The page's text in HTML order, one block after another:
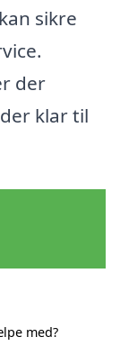
sikre
der
klar til
med?